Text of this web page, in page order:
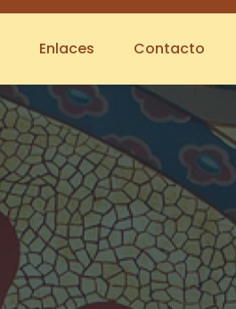
Enlaces Contacto